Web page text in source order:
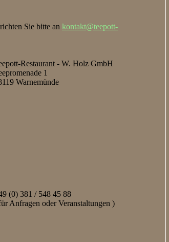
Sie bitte an kontakt@teepott-
Restaurant - W. Holz GmbH
1
Warnemünde
(0) 381 / 548 45 88
Anfragen oder Veranstaltungen )